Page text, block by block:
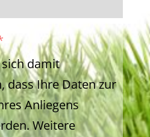
damit
dass Ihre Daten zur
Anliegens
Weitere